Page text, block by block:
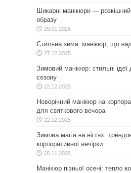
Шикарні манікюри —
образу
29.01.2026
Стильна зима: манікюр, що
27.12.2025
Зимовий манікюр: стильні
сезону
22.12.2025
Новорічний манікюр на
для святкового вечора
22.12.2025
Зимова магія на нігтях:
корпоративної вечірки
28.11.2025
Манікюр пізньої осені: тепло